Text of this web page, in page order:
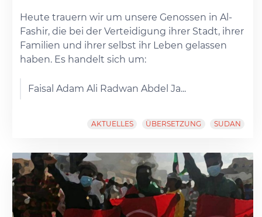
Heute trauern wir um unsere Genossen in Al-
Fashir, die bei der Verteidigung ihrer Stadt, ihrer
Familien und ihrer selbst ihr Leben gelassen
haben. Es handelt sich um:
Faisal Adam Ali Radwan Abdel Ja...
AKTUELLES ÜBERSETZUNG SUDAN